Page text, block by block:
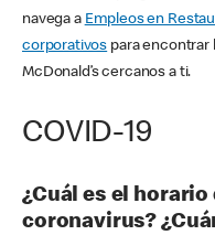
navega a Empleos en
corporativos para encontrar
McDonald’s cercanos a ti.
COVID-19
¿Cuál es el horario
coronavirus?